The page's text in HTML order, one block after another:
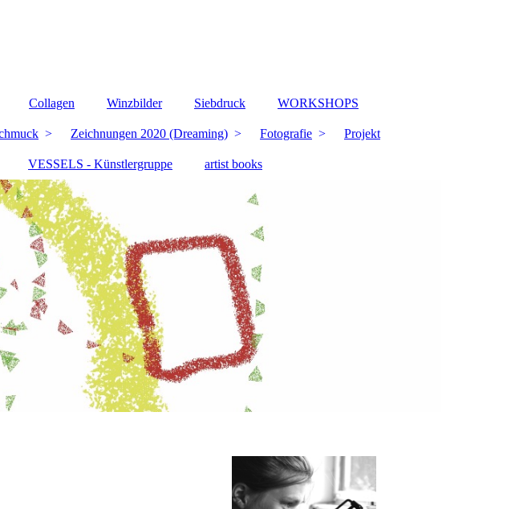
Collagen Winzbilder Siebdruck WORKSHOPS
Zeichnungen 2020 (Dreaming) Fotografie Projekt
VESSELS - Künstlergruppe artist books